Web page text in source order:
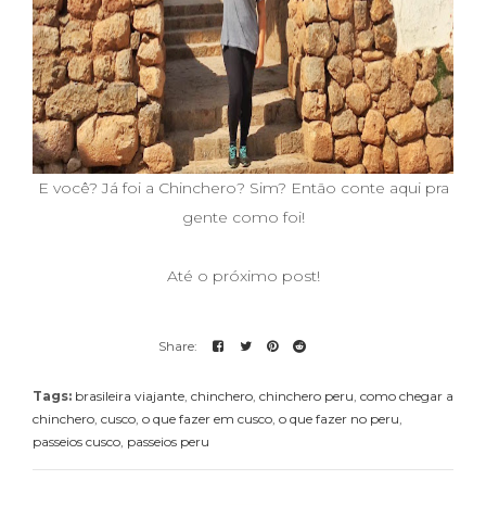
E você? Já foi a Chinchero? Sim? Então conte aqui pra
gente como foi!
Até o próximo post!
Tags: brasileira viajante chinchero chinchero peru como chegar a
chinchero cusco o que fazer em cusco o que fazer no peru
passeios cusco passeios peru